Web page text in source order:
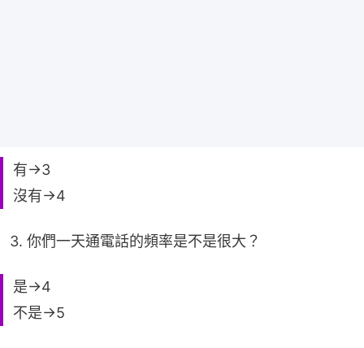
有→3
沒有→4
3. 你們一天通電話的頻率是不是很大？
是→4
不是→5